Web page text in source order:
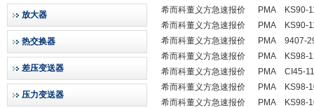
放大器
热交换器
差压变送器
压力变送器
希而科董义方急速报价 PMA KS90-
希而科董义方急速报价 PMA KS90-
希而科董义方急速报价 PMA 9407-
希而科董义方急速报价 PMA KS98-
希而科董义方急速报价 PMA CI45-
希而科董义方急速报价 PMA KS98-
希而科董义方急速报价 PMA KS98-